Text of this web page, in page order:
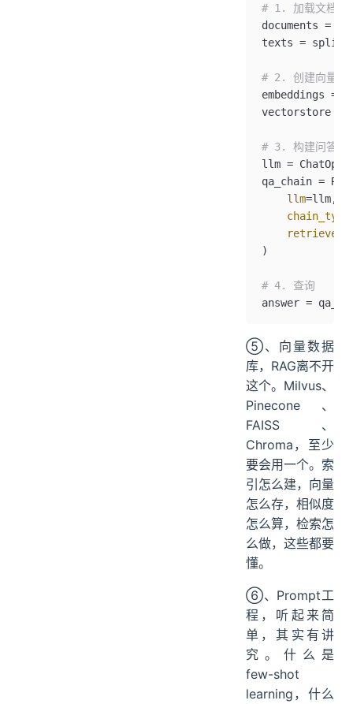
# 1. 加载文档并
documents =
texts =
# 2. 创建向量索
embeddings =
vectorstore
# 3. 构建问答链
llm =
qa_chain =
    llm
=llm,
    chain_type
    retriever
)
# 4. 查询
answer =
⑤、向量数据
库，RAG离不开
这个。Milvus、
Pinecone、
FAISS、
Chroma，至少
要会用一个。索
引怎么建，向量
怎么存，相似度
怎么算，检索怎
么做，这些都要
懂。
⑥、Prompt工
程，听起来简
单，其实有讲
究。什么是
few-shot
learning，什么